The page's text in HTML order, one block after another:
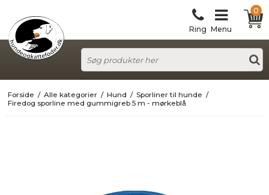
Ring Menu
0
Forside / Alle kategorier / Hund / Sporliner til hunde /
Firedog sporline med gummigreb 5 m - mørkeblå